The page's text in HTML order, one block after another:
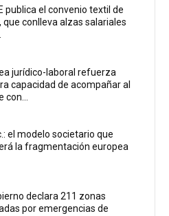
publica el convenio textil de
que conlleva alzas salariales
jurídico-laboral refuerza
capacidad de acompañar al
con...
el modelo societario que
la fragmentación europea
declara 211 zonas
por emergencias de